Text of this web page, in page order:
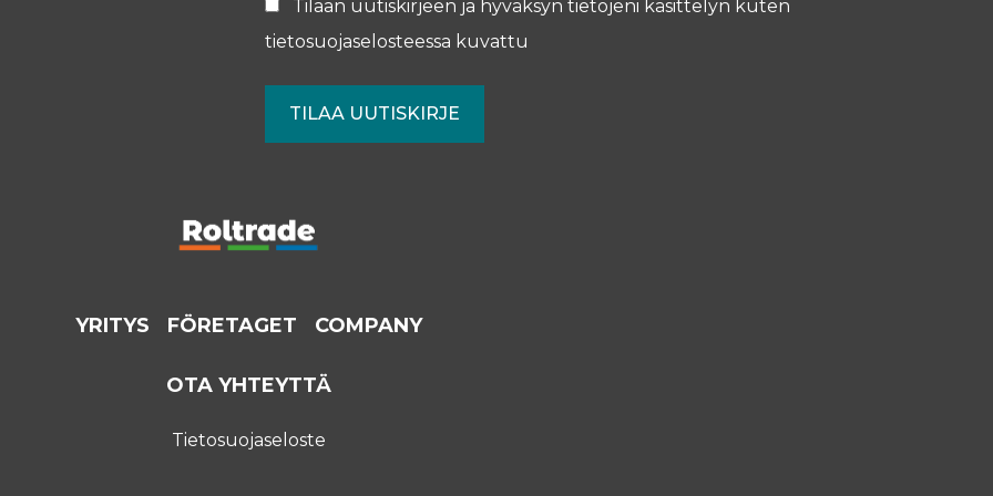
Tilaan uutiskirjeen ja hyväksyn tietojeni käsittelyn kuten
tietosuojaselosteessa kuvattu
YRITYS FÖRETAGET COMPANY
OTA YHTEYTTÄ
Tietosuojaseloste